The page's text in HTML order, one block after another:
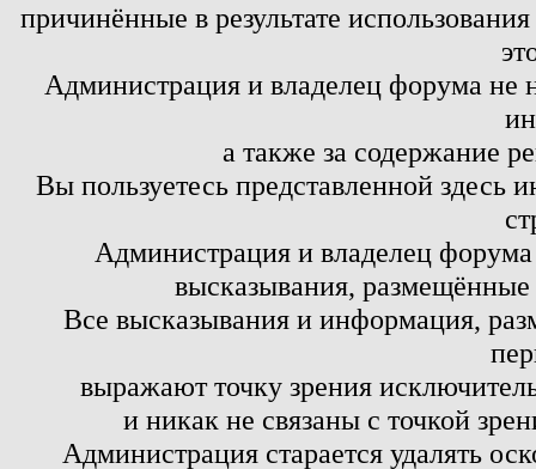
причинённые в результате
Администрация и владелец форума не
а также за содержание
Вы пользуетесь представленной здесь
Администрация и владелец
высказывания,
Все высказывания и информация,
выражают точку зрения
и никак не связаны с точкой
Администрация старается удалять